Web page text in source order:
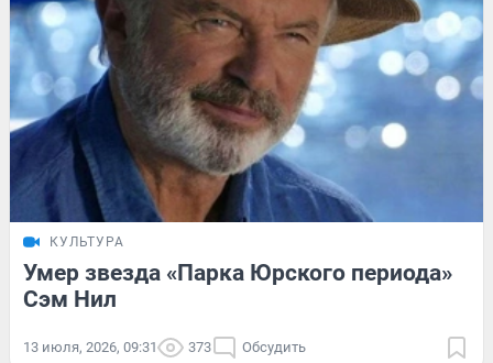
КУЛЬТУРА
Умер звезда «Парка Юрского периода»
Сэм Нил
13 июля, 2026, 09:31 373 Обсудить